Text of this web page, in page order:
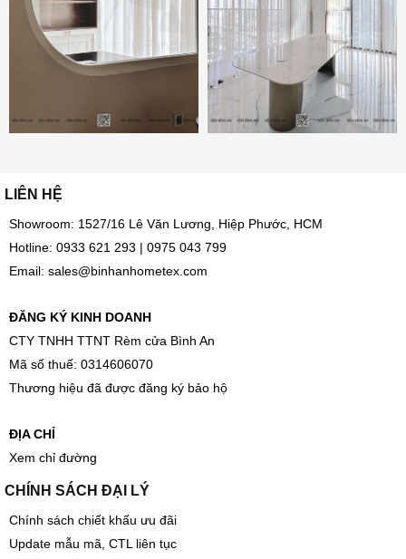
LIÊN HỆ
Showroom: 1527/16 Lê Văn Lương, Hiệp Phước, HCM
Hotline: 0933 621 293 | 0975 043 799
Email: sales@binhanhometex.com
ĐĂNG KÝ KINH DOANH
CTY TNHH TTNT Rèm cửa Bình An
Mã số thuế: 0314606070
Thương hiệu đã được đăng ký bảo hộ
ĐỊA CHỈ
Xem chỉ đường
CHÍNH SÁCH ĐẠI LÝ
Chính sách chiết khấu ưu đãi
Update mẫu mã, CTL liên tục